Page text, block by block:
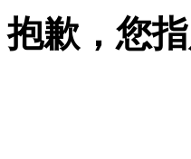
抱歉，您